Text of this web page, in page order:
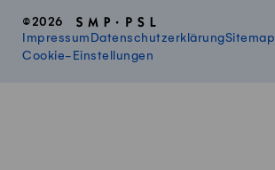
©2026
Impressum DatenschutzerklärungSitemap
Cookie-Einstellungen